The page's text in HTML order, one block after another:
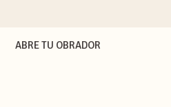
ABRE TU OBRADOR